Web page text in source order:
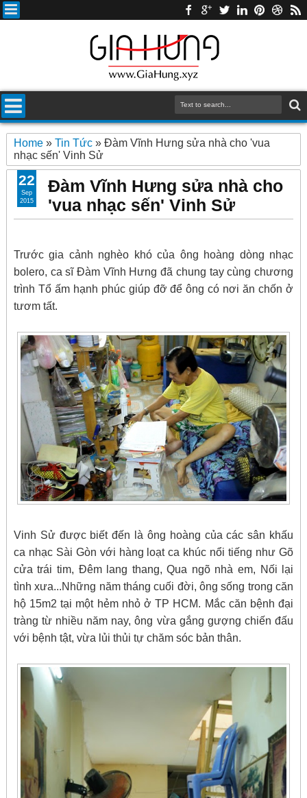
Home» Tin Tức» Đàm Vĩnh Hưng sửa nhà cho 'vua
nhạc sến' Vinh Sử
Đàm Vĩnh Hưng sửa nhà cho
'vua nhạc sến' Vinh Sử
Trước gia cảnh nghèo khó của ông hoàng dòng nhạc
bolero, ca sĩ Đàm Vĩnh Hưng đã chung tay cùng chương
trình Tổ ấm hạnh phúc giúp đỡ để ông có nơi ăn chốn ở
tươm tất.
Vinh Sử được biết đến là ông hoàng của các sân khấu
ca nhạc Sài Gòn với hàng loạt ca khúc nổi tiếng như Gõ
cửa trái tim, Đêm lang thang, Qua ngõ nhà em, Nối lại
tình xưa...Những năm tháng cuối đời, ông sống trong căn
hộ 15m2 tại một hẻm nhỏ ở TP HCM. Mắc căn bệnh đại
tràng từ nhiều năm nay, ông vừa gắng gượng chiến đấu
với bệnh tật, vừa lủi thủi tự chăm sóc bản thân.
22
Sep
2015